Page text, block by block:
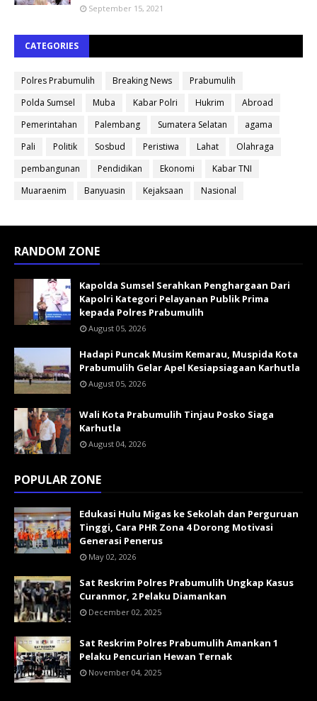
September 15, 2021
CATEGORIES
Polres Prabumulih Breaking News
Prabumulih
Polda Sumsel
Muba Kabar Polri Hukrim
Abroad
Pemerintahan
Palembang Sumatera Selatan
agama
Pali
Politik Sosbud Peristiwa Lahat
Olahraga
pembangunan
Pendidikan Ekonomi
Kabar TNI
Muaraenim
Banyuasin Kejaksaan Nasional
RANDOM ZONE
Kapolda Sumsel Serahkan Penghargaan Dari
Kapolri Kategori Pelayanan Publik Prima
kepada Polres Prabumulih
August 05, 2026
Hadapi Puncak Musim Kemarau, Muspida Kota
Prabumulih Gelar Apel Kesiapsiagaan Karhutla
August 05, 2026
Wali Kota Prabumulih Tinjau Posko Siaga
Karhutla
August 04, 2026
POPULAR ZONE
Edukasi Hulu Migas ke Sekolah dan Perguruan
Tinggi, Cara PHR Zona 4 Dorong Motivasi
Generasi Penerus
May 02, 2026
Sat Reskrim Polres Prabumulih Ungkap Kasus
Curanmor, 2 Pelaku Diamankan
December 02, 2025
Sat Reskrim Polres Prabumulih Amankan 1
Pelaku Pencurian Hewan Ternak
November 04, 2025